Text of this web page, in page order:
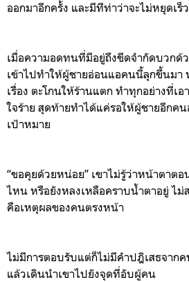
ออกมาอีกครั้ง และมีทีท่าว่าจะไม่หยุดเร็
เมื่อความอดทนที่มีอยู่ถึงขีดจำกัดบวกด้
เข้าไปทำให้ผู้ชายอ่อนแอคนนี้ลุกขึ้นมา
เรื่อง ตะโกนให้ร้านแตก ทำทุกอย่างที่เ
ใจร้าย สดท้ายทำได้แค่รอให้ผู้ชายอีกค
เป้าหมาย
“ขอคุยด้วยหน่อย” เขาไม่รู้ว่าหน้าตาตอ
ไหน หรือยังหลงเหลือคราบน้ำตาอยู ไม่
คือเหตุผลของคนตรงหน้า
ไม่มีการตอบรับแต่ก็ไม่มีคำปฎิเสธจาก
แล้วเดินนำเขาไปยังจุดที่อับผู้คน